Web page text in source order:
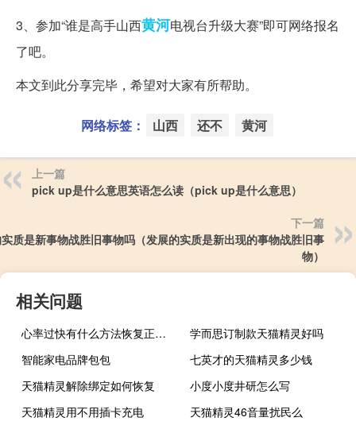
3、参加“谁是高手山西黄河电视台升级大赛”即可网络报名
了吧。
本文到此分享完毕，希望对大家有所帮助。
网络标签： 山西 还不 黄河
上一篇
pick up是什么意思英语怎么读（pick up是什么意思）
下一篇
质是新事物战胜旧事物吗（发展的实质是新出现的事物战胜旧事
物）
相关问题
心率过快有什么方法恢复正常（心率）
学而思订制款天猫精灵好吗
智能家电品牌包包
七英才的天猫精灵多少钱
天猫精灵解除绑定如何恢复
小度小度井研怎么写
天猫精灵用不用插卡充电
天猫精灵46音量扰民么